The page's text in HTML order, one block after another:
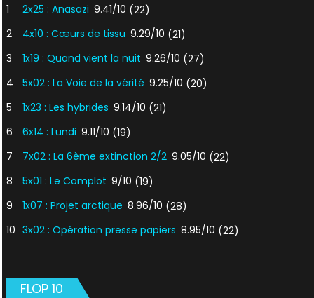
1 2x25 : Anasazi 9.41/10 (22)
2
4x10 : Cœurs de tissu 9.29/10 (21)
3
1x19 : Quand vient la nuit 9.26/10 (27)
4
5x02 : La Voie de la vérité 9.25/10 (20)
5
1x23 : Les hybrides 9.14/10 (21)
6
6x14 : Lundi 9.11/10 (19)
7
7x02 : La 6ème extinction 2/2 9.05/10 (22)
8
5x01 : Le Complot 9/10 (19)
9
1x07 : Projet arctique 8.96/10 (28)
10 3x02 : Opération presse papiers 8.95/10 (22)
FLOP 10